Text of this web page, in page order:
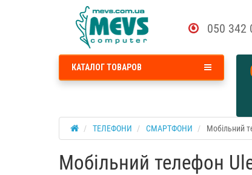
050 342
КАТАЛОГ ТОВАРОВ
ТЕЛЕФОНИ СМАРТФОНИ Мобільний
Мобільний телефон